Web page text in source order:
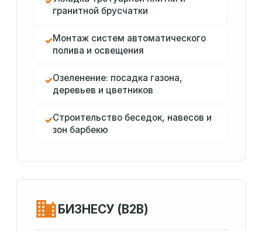
гранитной брусчатки
✓Монтаж систем автоматического
полива и освещения
✓Озеленение: посадка газона,
деревьев и цветников
✓Строительство беседок, навесов и
зон барбекю
БИЗНЕСУ (B2B)